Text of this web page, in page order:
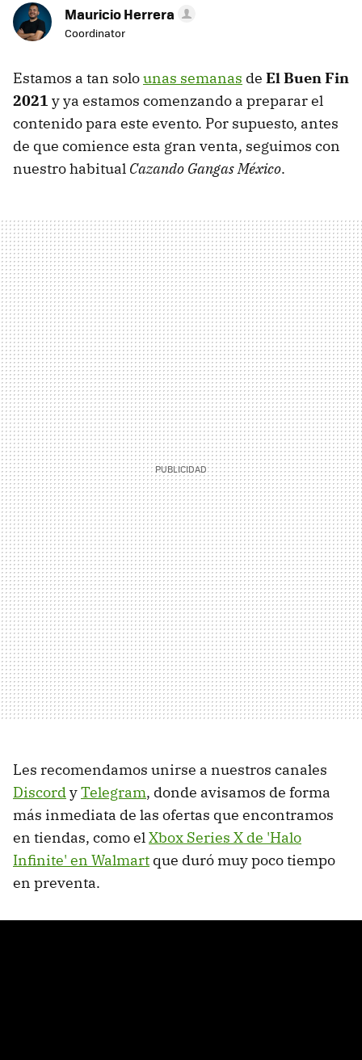
Mauricio Herrera
Coordinator
Estamos a tan solounas semanas de El Buen Fin
2021 y ya estamos comenzando a preparar el
contenido para este evento. Por supuesto, antes
de que comience esta gran venta, seguimos con
nuestro habitual Cazando Gangas México.
Les recomendamos unirse a nuestros canales
DiscordyTelegram, donde avisamos de forma
más inmediata de las ofertas que encontramos
en tiendas, como elXbox Series X de 'Halo
Infinite' en Walmart que duró muy poco tiempo
en preventa.